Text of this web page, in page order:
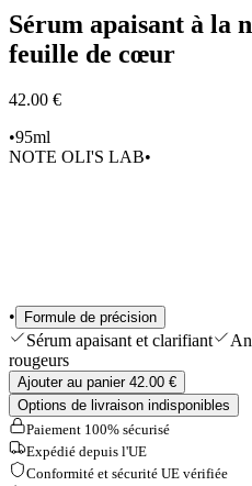
Shop All
Sérum apaisant à la
feuille de cœur
42.00 €
•95ml
NOTE OLI'S LAB•
• Formule de précision
Sérum apaisant et clarifiant
rougeurs
Ajouter au panier 42.00 €
Options de livraison indisponibles
Paiement 100% sécurisé
Expédié depuis l'UE
Conformité et sécurité UE vérifiée